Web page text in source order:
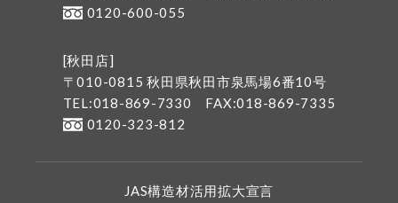
0120-600-055
[秋田店]
〒010-0815 秋田県秋田市泉馬場6番10号
TEL:018-869-7330
FAX:018-869-7335
0120-323-812
JAS構造材活用拡大宣言